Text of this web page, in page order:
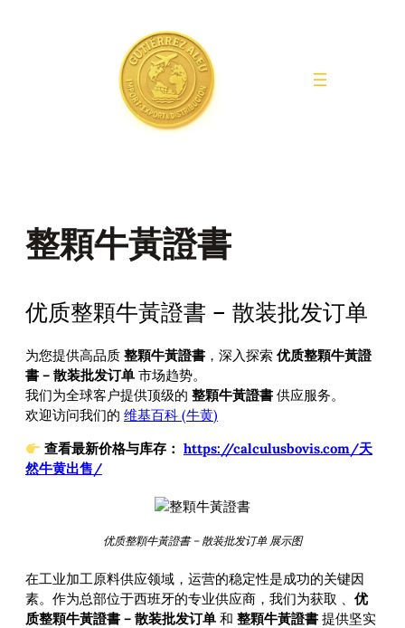
整顆牛黃證書
优质整顆牛黃證書 – 散装批发订单
为您提供高品质 整顆牛黃證書 ，深入探索 优质整顆牛黃證
書 – 散装批发订单 市场趋势。
我们为全球客户提供顶级的 整顆牛黃證書 供应服务。
欢迎访问我们的 维基百科 (牛黄)
查看最新价格与库存： https://calculusbovis.com/天
然牛黄出售/
优质整顆牛黃證書 – 散装批发订单 展示图
在工业加工原料供应领域，运营的稳定性是成功的关键因
素。作为总部位于西班牙的专业供应商，我们为获取 、 优
质整顆牛黃證書 – 散装批发订单 和 整顆牛黃證書 提供坚实